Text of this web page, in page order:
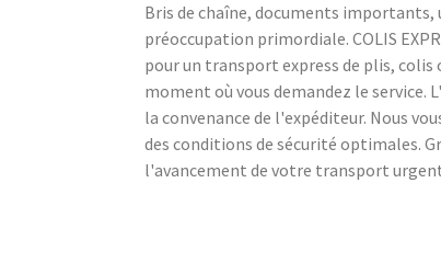
Bris de chaîne, documents
préoccupation primordiale. COLIS
pour un transport express de plis,
moment où vous demandez le
la convenance de l'expéditeur. Nous
des conditions de sécurité optimales.
l'avancement de votre transport